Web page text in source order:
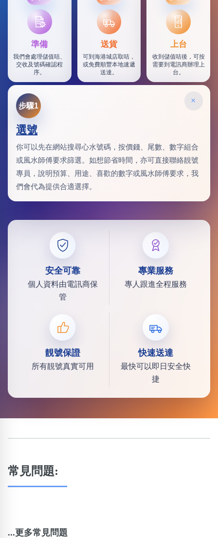
準備
我們會處理儲值咭、
交收及號碼確認程
序。
SF
送貨
可到海港城店取咭，
或免費順豐本地速遞
送達。
上台
收到儲值咭後，可按
需要到電訊商辦理上
台。
×
步驟1
選號
你可以先在網站搜尋心水號碼，按價錢、尾數、數字組合
或風水師傅要求篩選。如想節省時間，亦可直接聯絡靚號
專員，說明預算、用途、喜歡的數字或風水師傅要求，我
們會代為提供合適選擇。
安全可靠
個人資料由電訊商保
管
專業服務
專人跟進全程服務
靚號保證
所有靚號真實可用
快速送達
最快可以即日安全快
捷
常見問題:
...更多常見問題